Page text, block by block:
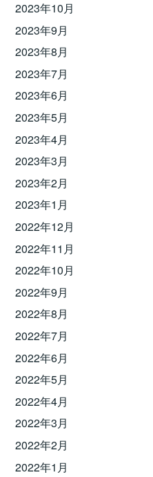
2023年10月
2023年9月
2023年8月
2023年7月
2023年6月
2023年5月
2023年4月
2023年3月
2023年2月
2023年1月
2022年12月
2022年11月
2022年10月
2022年9月
2022年8月
2022年7月
2022年6月
2022年5月
2022年4月
2022年3月
2022年2月
2022年1月